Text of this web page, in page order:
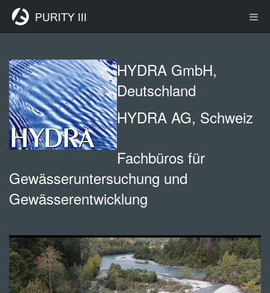
HYDRA GmbH,
Deutschland
HYDRA AG, Schweiz
Fachbüros für
Gewässeruntersuchung und
Gewässerentwicklung